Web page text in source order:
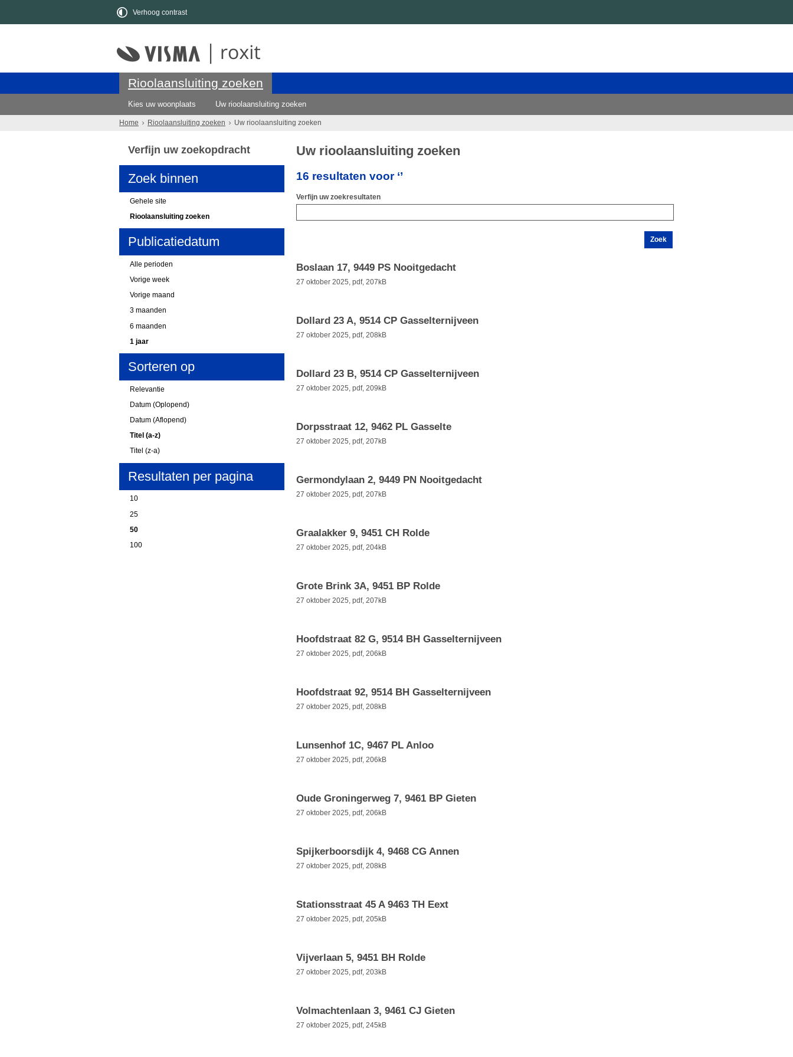
Verhoog contrast
Rioolaansluiting zoeken
Kies uw woonplaats Uw rioolaansluiting zoeken
Home Rioolaansluiting zoeken Uw rioolaansluiting zoeken
Uw rioolaansluiting zoeken
16 resultaten voor ‘’
Verfijn uw zoekresultaten
Boslaan 17, 9449 PS Nooitgedacht
27 oktober 2025, pdf, 207kB
Dollard 23 A, 9514 CP Gasselternijveen
27 oktober 2025, pdf, 208kB
Dollard 23 B, 9514 CP Gasselternijveen
27 oktober 2025, pdf, 209kB
Dorpsstraat 12, 9462 PL Gasselte
27 oktober 2025, pdf, 207kB
Germondylaan 2, 9449 PN Nooitgedacht
27 oktober 2025, pdf, 207kB
Graalakker 9, 9451 CH Rolde
27 oktober 2025, pdf, 204kB
Grote Brink 3A, 9451 BP Rolde
27 oktober 2025, pdf, 207kB
Hoofdstraat 82 G, 9514 BH Gasselternijveen
27 oktober 2025, pdf, 206kB
Hoofdstraat 92, 9514 BH Gasselternijveen
27 oktober 2025, pdf, 208kB
Lunsenhof 1C, 9467 PL Anloo
27 oktober 2025, pdf, 206kB
Oude Groningerweg 7, 9461 BP Gieten
27 oktober 2025, pdf, 206kB
Spijkerboorsdijk 4, 9468 CG Annen
27 oktober 2025, pdf, 208kB
Stationsstraat 45 A 9463 TH Eext
27 oktober 2025, pdf, 205kB
Vijverlaan 5, 9451 BH Rolde
27 oktober 2025, pdf, 203kB
Volmachtenlaan 3, 9461 CJ Gieten
27 oktober 2025, pdf, 245kB
Verfijn uw zoekopdracht
Zoek binnen
Gehele site
Rioolaansluiting zoeken
Publicatiedatum
Alle perioden
Vorige week
Vorige maand
3 maanden
6 maanden
1 jaar
Sorteren op
Relevantie
Datum (Oplopend)
Datum (Aflopend)
Titel (a-z)
Titel (z-a)
Resultaten per pagina
10
25
50
100